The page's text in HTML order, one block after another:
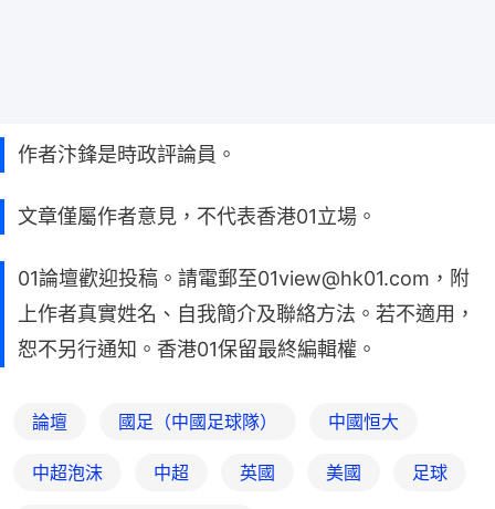
作者汴鋒是時政評論員。
文章僅屬作者意見，不代表香港01立場。
01論壇歡迎投稿。請電郵至01view@hk01.com，附
上作者真實姓名、自我簡介及聯絡方法。若不適用，
恕不另行通知。香港01保留最終編輯權。
論壇 國足（中國足球隊） 中國恒大
中超泡沫 中超 英國 美國 足球